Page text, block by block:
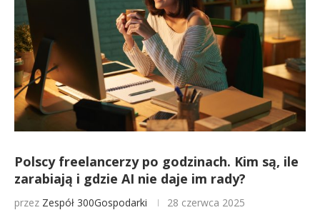
Polscy freelancerzy po godzinach. Kim są, ile
zarabiają i gdzie AI nie daje im rady?
przez Zespół 300Gospodarki 28 czerwca 2025